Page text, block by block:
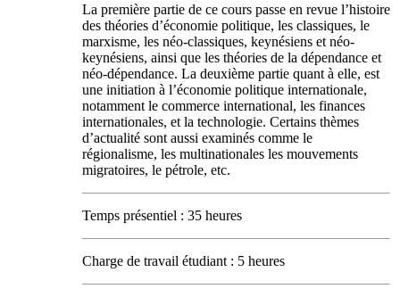
La première partie de ce cours passe en revue l’histoire
des théories d’économie politique, les classiques, le
marxisme, les néo-classiques, keynésiens et néo-
keynésiens, ainsi que les théories de la dépendance et
néo-dépendance. La deuxième partie quant à elle, est
une initiation à l’économie politique internationale,
notamment le commerce international, les finances
internationales, et la technologie. Certains thèmes
d’actualité sont aussi examinés comme le
régionalisme, les multinationales les mouvements
migratoires, le pétrole, etc.
Temps présentiel : 35 heures
Charge de travail étudiant : 5 heures